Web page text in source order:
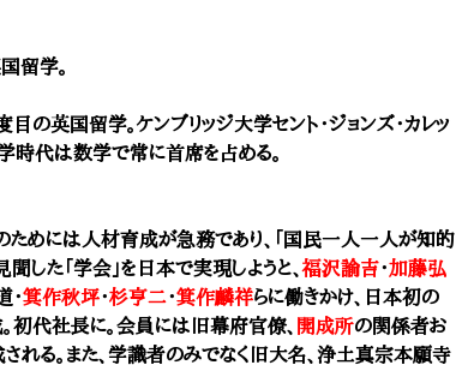
留学。
国留学。ケンブリッジ大学セント・ジョンズ・カレッ
時代は数学で常に首席を占める。
ためには人材育成が急務であり、「国民一人一人が知的
した「学会」を日本で実現しようと、福沢諭吉・加藤弘
・箕作秋坪・杉亨二・箕作麟祥らに働きかけ、日本初の
初代社長に。会員には旧幕府官僚、 開成所の関係者お
れる。また、学識者のみでなく旧大名、浄土真宗本願寺